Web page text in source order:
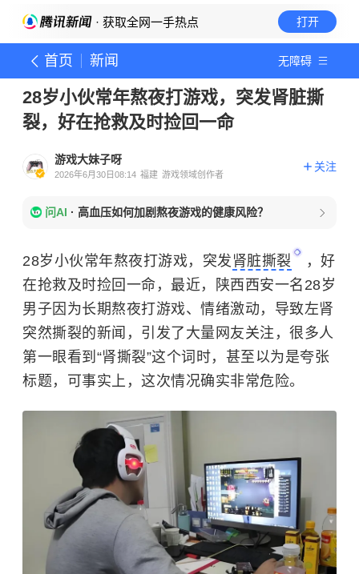
· 获取全网一手热点 打开
首页 新闻 无障碍
28岁小伙常年熬夜打游戏，突发肾脏撕
裂，好在抢救及时捡回一命
游戏大妹子呀
2026年6月30日08:14 福建 游戏领域创作者
关注
问AI · 高血压如何加剧熬夜游戏的健康风险？
28岁小伙常年熬夜打游戏，突发 肾脏撕裂
，好
在抢救及时捡回一命，最近，陕西西安一名28岁
男子因为长期熬夜打游戏、情绪激动，导致左肾
突然撕裂的新闻，引发了大量网友关注，很多人
第一眼看到“肾撕裂”这个词时，甚至以为是夸张
标题，可事实上，这次情况确实非常危险。